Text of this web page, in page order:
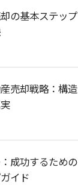
の基本ステップ
売却戦略：構造
成功するための
イド